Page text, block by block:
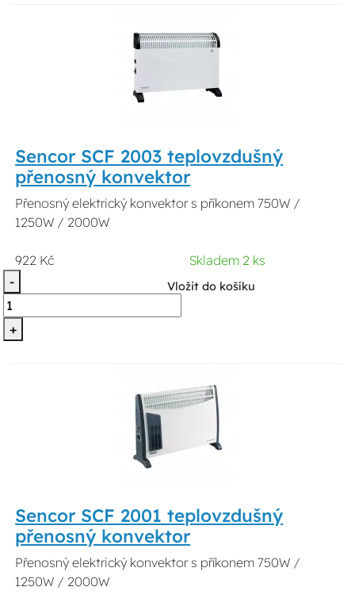
Sencor SCF 2003 teplovzdušný
přenosný konvektor
Přenosný elektrický konvektor s příkonem 750W /
1250W / 2000W
922 Kč
Skladem 2 ks
-
+
Vložit do košíku
Sencor SCF 2001 teplovzdušný
přenosný konvektor
Přenosný elektrický konvektor s příkonem 750W /
1250W / 2000W